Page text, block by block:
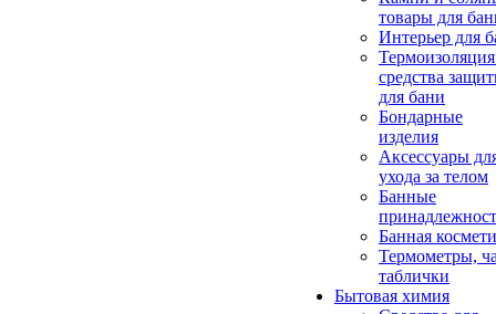
товары для
Интерьер для
средства
для бани
Бондарные
изделия
Аксеcсуары
ухода за телом
Банные
Банная
Термометры,
таблички
Бытовая химия